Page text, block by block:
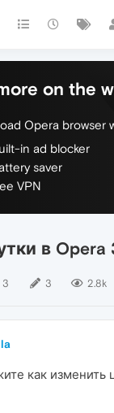
on the
Opera browser
in ad blocker
saver
VPN
в Opera
3 3 2.8k
как изменить